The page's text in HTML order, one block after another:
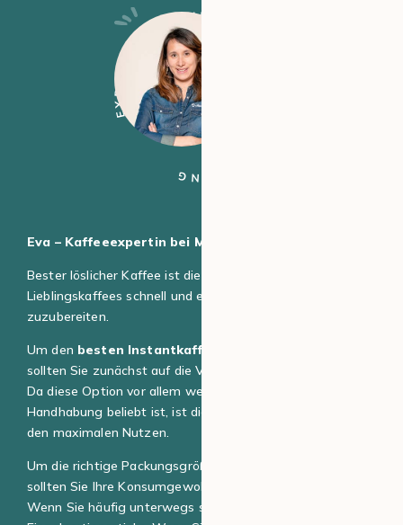
EXPERTENMEINUNG
EXPERTENMEINUNG
Eva – Kaffeeexpertin bei MaxiCoffee
Bester löslicher Kaffee ist die ideale Wahl, um Ihre
Lieblingskaffees schnell und einfach zu Hause
zuzubereiten.
Um den besten Instantkaffee für Sie
sollten Sie zunächst auf die Verpackungsgröße achten.
Da diese Option vor allem wegen ihrer praktischen
Handhabung beliebt ist, ist dies ein wichtiger Faktor für
den maximalen Nutzen.
Um die richtige Packungsgröße für Ihren Bedarf zu finden,
sollten Sie Ihre Konsumgewohnheiten berücksichtigen.
Wenn Sie häufig unterwegs sind, empfehlen sich